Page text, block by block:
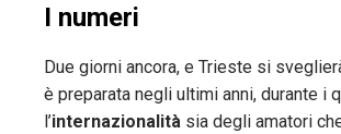
I numeri
Due giorni ancora, e Trieste si
è preparata negli ultimi anni, durante i
l’internazionalità sia degli amatori